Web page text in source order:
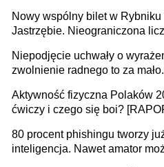
Nowy wspólny bilet w Rybniku
Jastrzębie. Nieograniczona
Niepodjęcie uchwały o
zwolnienie radnego to za
rozstrzygać sprawy
Aktywność fizyczna Polaków
ćwiczy i czego się boi?
80 procent phishingu tworzy
inteligencja. Nawet amator